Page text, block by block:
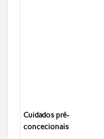
Cuidados pré-
concecionais